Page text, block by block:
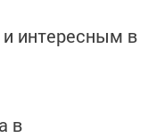
интересным в
в